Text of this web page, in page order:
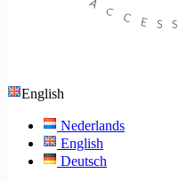
English
Nederlands
English
Deutsch